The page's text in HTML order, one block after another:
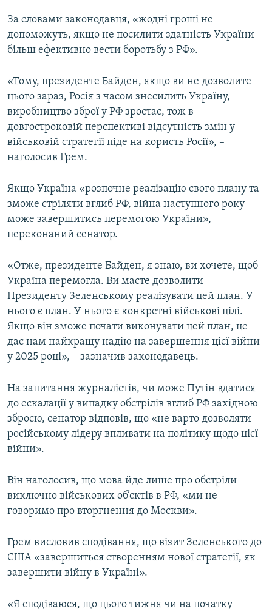
За словами законодавця, «жодні гроші не
допоможуть, якщо не посилити здатність України
більш ефективно вести боротьбу з РФ».
«Тому, президенте Байден, якщо ви не дозволите
цього зараз, Росія з часом знесилить Україну,
виробництво зброї у РФ зростає, тож в
довгостроковій перспективі відсутність змін у
військовій стратегії піде на користь Росії», –
наголосив Грем.
Якщо Україна «розпочне реалізацію свого плану та
зможе стріляти вглиб РФ, війна наступного року
може завершитись перемогою України»,
переконаний сенатор.
«Отже, президенте Байден, я знаю, ви хочете, щоб
Україна перемогла. Ви маєте дозволити
Президенту Зеленському реалізувати цей план. У
нього є план. У нього є конкретні військові цілі.
Якщо він зможе почати виконувати цей план, це
дає нам найкращу надію на завершення цієї війни
у 2025 році», – зазначив законодавець.
На запитання журналістів, чи може Путін вдатися
до ескалації у випадку обстрілів вглиб РФ західною
зброєю, сенатор відповів, що «не варто дозволяти
російському лідеру впливати на політику щодо цієї
війни».
Він наголосив, що мова йде лише про обстріли
виключно військових об’єктів в РФ, «ми не
говоримо про вторгнення до Москви».
Грем висловив сподівання, що візит Зеленського до
США «завершиться створенням нової стратегії, як
завершити війну в Україні».
«Я сподіваюся, що цього тижня чи на початку